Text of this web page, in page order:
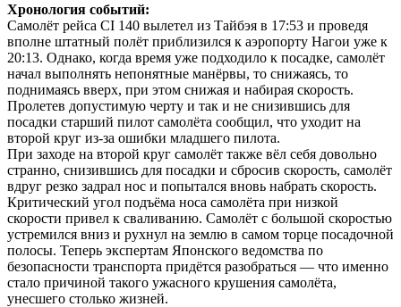
Хронология событий:
Самолёт рейса CI 140 вылетел из Тайбэя в 17:53 и проведя
вполне штатный полёт приблизился к аэропорту Нагои уже к
20:13. Однако, когда время уже подходило к посадке, самолёт
начал выполнять непонятные манёрвы, то снижаясь, то
поднимаясь вверх, при этом снижая и набирая скорость.
Пролетев допустимую черту и так и не снизившись для
посадки старший пилот самолёта сообщил, что уходит на
второй круг из-за ошибки младшего пилота.
При заходе на второй круг самолёт также вёл себя довольно
странно, снизившись для посадки и сбросив скорость, самолёт
вдруг резко задрал нос и попытался вновь набрать скорость.
Критический угол подъёма носа самолёта при низкой
скорости привел к сваливанию. Самолёт с большой скоростью
устремился вниз и рухнул на землю в самом торце посадочной
полосы. Теперь экспертам Японского ведомства по
безопасности транспорта придётся разобраться — что именно
стало причиной такого ужасного крушения самолёта,
унесшего столько жизней.